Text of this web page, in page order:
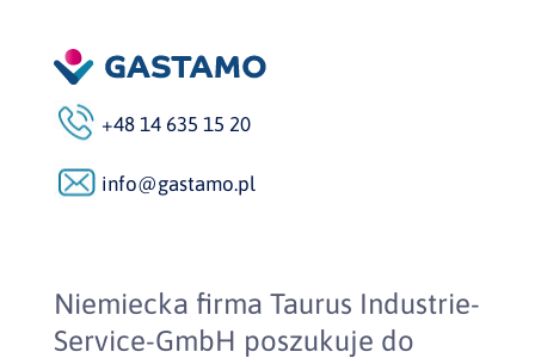
+48 14 635 15 20
info@gastamo.pl
Niemiecka firma Taurus Industrie-
Service-GmbH poszukuje do